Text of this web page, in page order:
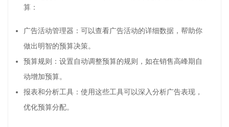
算：
广告活动管理器：可以查看广告活动的详细数据，帮助你
做出明智的预算决策。
预算规则：设置自动调整预算的规则，如在销售高峰期自
动增加预算。
报表和分析工具：使用这些工具可以深入分析广告表现，
优化预算分配。